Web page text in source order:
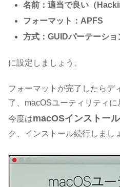
名前：適当で良い（
フォーマット：APFS
方式：GUIDパーテーショ
に設定しましょう。
フォーマットが完了したらデ
了、macOSユーティリティに
今度はmacOSインストール
ク、インストール続行しまし